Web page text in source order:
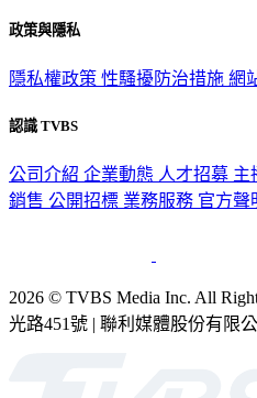
政策與隱私
隱私權政策 性騷擾防治措施 網
認識 TVBS
公司介紹 企業動態 人才招募 主
銷售 公開招標 業務服務 官方聲
2026 © TVBS Media Inc. All
光路451號 | 聯利媒體股份有限